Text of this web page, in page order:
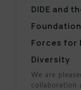
DIDE and
Forces for
Diversity
We are
collaboration